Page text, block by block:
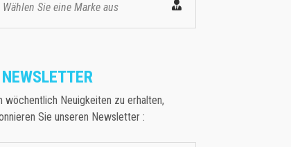
Wählen Sie eine Marke aus
NEWSLETTER
wöchentlich Neuigkeiten zu erhalten,
Sie unseren Newsletter :